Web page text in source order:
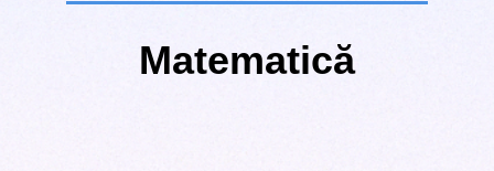
Matematică